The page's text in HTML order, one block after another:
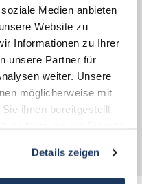
Medien anbieten
Website zu
Informationen zu Ihrer
unsere Partner für
weiter. Unsere
möglicherweise mit
ihnen bereitgestellt
Details zeigen
und Österreich
eine
beschließt der
Anerkennung als